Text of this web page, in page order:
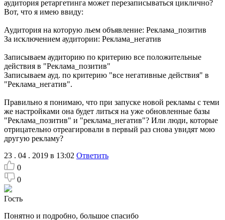
аудитория ретаргетинга может перезаписываться циклично?
Вот, что я имею ввиду:
Аудитория на которую льем объявление: Реклама_позитив
За исключением аудитории: Реклама_негатив
Записываем аудиторию по критерию все положительные
действия в "Реклама_позитив"
Записываем ауд. по критерию "все негативные действия" в
"Реклама_негатив".
Правильно я понимаю, что при запуске новой рекламы с теми
же настройками она будет литься на уже обновленные базы
"Реклама_позитив" и "реклама_негатив"? Или люди, которые
отрицательно отреагировали в первый раз снова увидят мою
другую рекламу?
23 . 04 . 2019 в 13:02 Ответить
0
0
Гость
Понятно и подробно, большое спасибо